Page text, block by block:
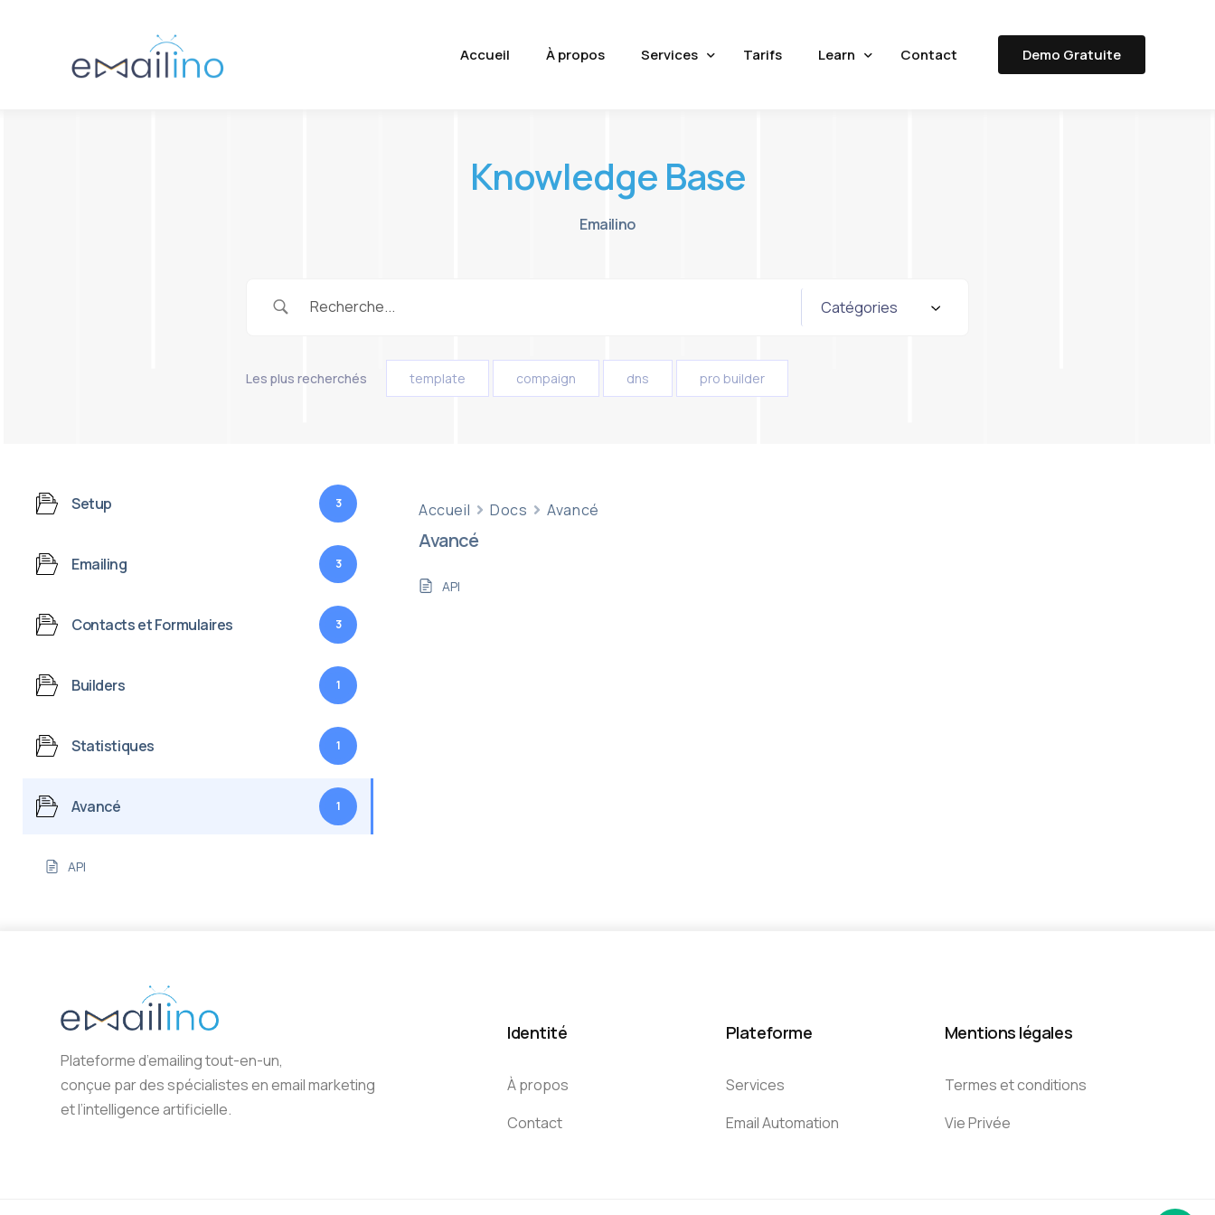
Accueil À propos Services
Email Automation
Tarifs Learn Contact Demo Gratuite
Knowledge Base
Emailino
Les plus recherchés template compaign dns pro builder
Setup 3
Emailing 3
Contacts et Formulaires 3
Builders 1
Statistiques 1
Avancé 1
API
Accueil Docs Avancé
Avancé
API
Plateforme d’emailing tout-en-un,
conçue par des spécialistes en email marketing
et l’intelligence artificielle.
Identité
À propos
Contact
Plateforme
Services
Email Automation
Mentions légales
Termes et conditions
Vie Privée